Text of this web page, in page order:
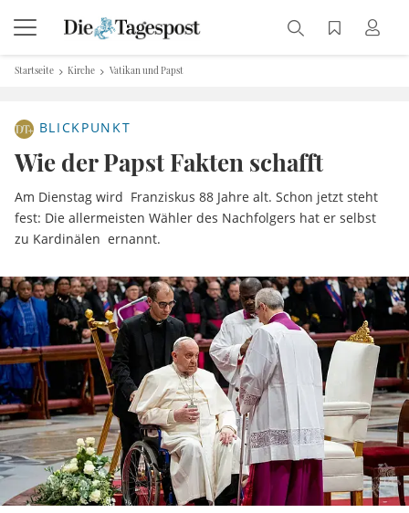
Startseite Kirche Vatikan und Papst
BLICKPUNKT
Wie der Papst Fakten schafft
Am Dienstag wird Franziskus 88 Jahre alt. Schon jetzt steht
fest: Die allermeisten Wähler des Nachfolgers hat er selbst
zu Kardinälen ernannt.